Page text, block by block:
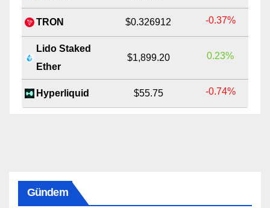
TRON $0.326912 -0.37%
Lido Staked
Ether
$1,899.20 0.23%
Hyperliquid $55.75 -0.74%
Gündem